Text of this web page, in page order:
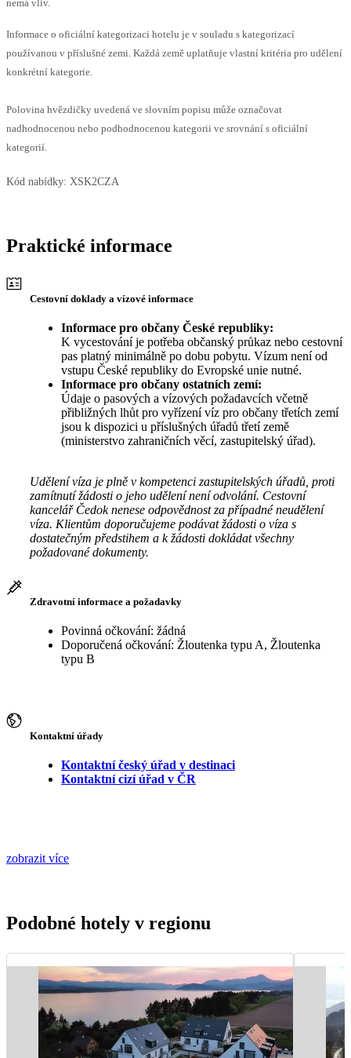
nemá vliv.
Informace o oficiální kategorizaci hotelu je v souladu s kategorizací
používanou v příslušné zemi. Každá země uplatňuje vlastní kritéria pro udělení
konkrétní kategorie.
Polovina hvězdičky uvedená ve slovním popisu může označovat
nadhodnocenou nebo podhodnocenou kategorii ve srovnání s oficiální
kategorií.
Kód nabídky: XSK2CZA
Praktické informace
Cestovní doklady a vízové informace
Informace pro občany České republiky:
K vycestování je potřeba občanský průkaz nebo cestovní
pas platný minimálně po dobu pobytu. Vízum není od
vstupu České republiky do Evropské unie nutné.
Informace pro občany ostatních zemí:
Údaje o pasových a vízových požadavcích včetně
přibližných lhůt pro vyřízení víz pro občany třetích zemí
jsou k dispozici u příslušných úřadů třetí země
(ministerstvo zahraničních věcí, zastupitelský úřad).
Udělení víza je plně v kompetenci zastupitelských úřadů, proti
zamítnutí žádosti o jeho udělení není odvolání. Cestovní
kancelář Čedok nenese odpovědnost za případné neudělení
víza. Klientům doporučujeme podávat žádosti o víza s
dostatečným předstihem a k žádosti dokládat všechny
požadované dokumenty.
Zdravotní informace a požadavky
Povinná očkování: žádná
Doporučená očkování: Žloutenka typu A, Žloutenka
typu B
Kontaktní úřady
Kontaktní český úřad v destinaci
Kontaktní cizí úřad v ČR
zobrazit více
Podobné hotely v regionu